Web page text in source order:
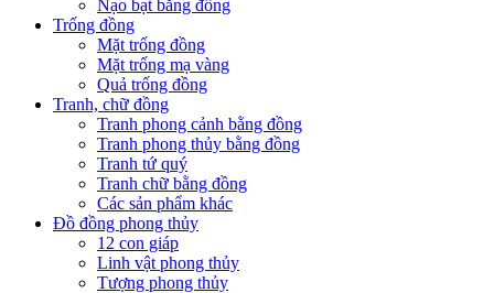
Nạo bạt bằng đồng
Trống đồng
Mặt trống đồng
Mặt trống mạ vàng
Quả trống đồng
Tranh, chữ đồng
Tranh phong cảnh bằng đồng
Tranh phong thủy bằng đồng
Tranh tứ quý
Tranh chữ bằng đồng
Các sản phẩm khác
Đồ đồng phong thủy
12 con giáp
Linh vật phong thủy
Tượng phong thủy